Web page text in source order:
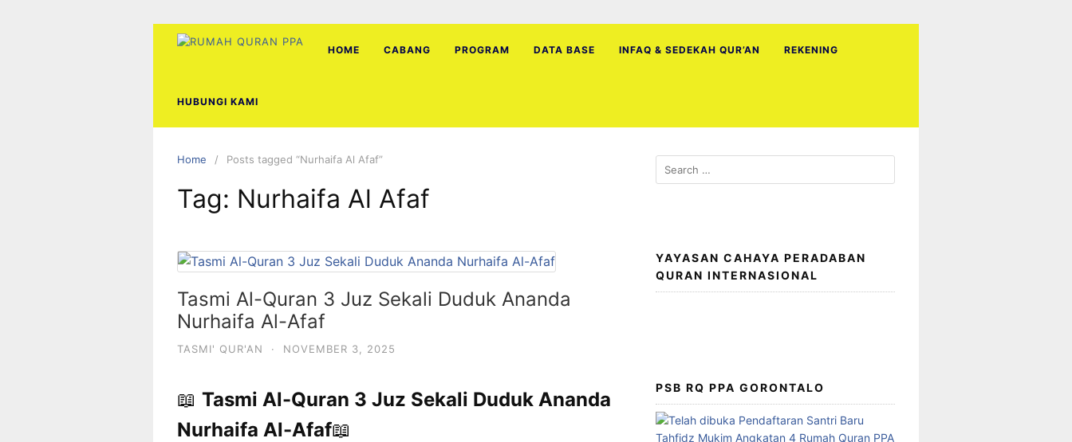
HOME CABANG PROGRAM DATA BASE INFAQ & SEDEKAH QUR’AN REKENING
HUBUNGI KAMI
Home Posts tagged “Nurhaifa Al Afaf”
Tag: Nurhaifa Al Afaf
Tasmi Al-Quran 3 Juz Sekali Duduk Ananda
Nurhaifa Al-Afaf
TASMI' QUR'AN · NOVEMBER 3, 2025
📖 Tasmi Al-Quran 3 Juz Sekali Duduk Ananda
Nurhaifa Al-Afaf📖
Search
for:
YAYASAN CAHAYA PERADABAN
QURAN INTERNASIONAL
PSB RQ PPA GORONTALO